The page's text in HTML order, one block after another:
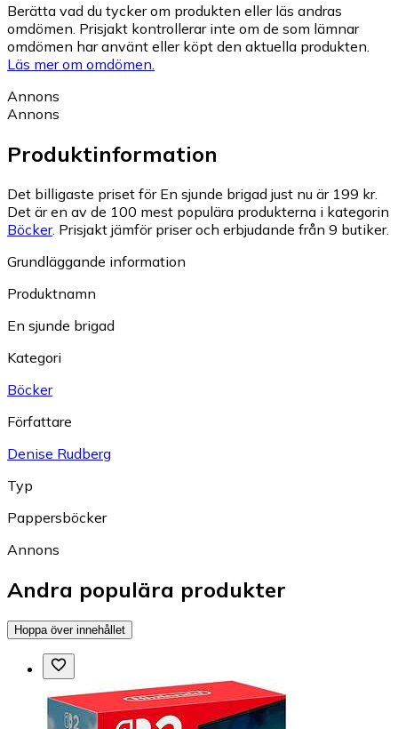
Berätta vad du tycker om produkten eller läs andras
omdömen. Prisjakt kontrollerar inte om de som lämnar
omdömen har använt eller köpt den aktuella produkten.
Läs mer om omdömen.
Annons
Annons
Produktinformation
Det billigaste priset för En sjunde brigad just nu är 199 kr.
Det är en av de 100 mest populära produkterna i kategorin
Böcker. Prisjakt jämför priser och erbjudande från 9 butiker.
Grundläggande information
Produktnamn
En sjunde brigad
Kategori
Böcker
Författare
Denise Rudberg
Typ
Pappersböcker
Annons
Andra populära produkter
Hoppa över innehållet